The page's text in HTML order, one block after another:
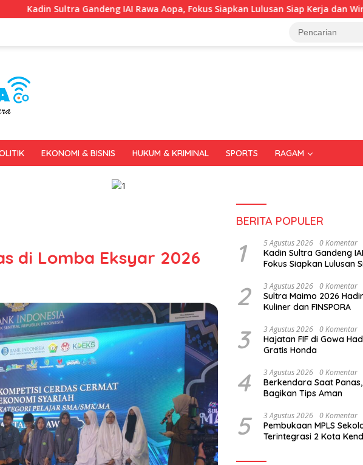
IAI Rawa Aopa, Fokus Siapkan Lulusan Siap Kerja dan Wirausaha
EKONOMI & BISNIS HUKUM & KRIMINAL SPORTS RAGAM
di Lomba Eksyar 2026
BERITA POPULER
1 5 Agustus 2026 0 Komentar
Kadin Sultra Gandeng
Fokus Siapkan Lulusan
2 3 Agustus 2026 0 Komentar
Sultra Maimo 2026
Kuliner dan FINSPORA
3 3 Agustus 2026 0 Komentar
Hajatan FIF di Gowa
Gratis Honda
4 3 Agustus 2026 0 Komentar
Berkendara Saat
Bagikan Tips Aman
5 3 Agustus 2026 0 Komentar
Pembukaan MPLS
Terintegrasi 2 Kota